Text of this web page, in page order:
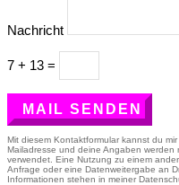
Nachricht
7 + 13 =
MAIL SENDEN
Mit diesem Kontaktformular kannst du
Mailadresse und deine Angaben
verwendet. Eine Nutzung zu einem
Anfrage oder eine Datenweitergabe an
Informationen stehen in meiner